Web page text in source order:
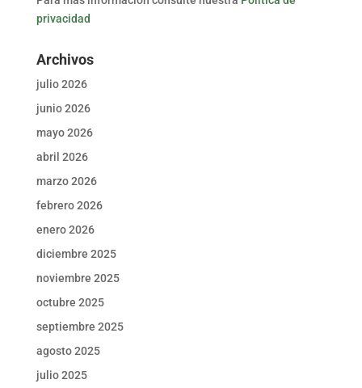
privacidad
Archivos
julio 2026
junio 2026
mayo 2026
abril 2026
marzo 2026
febrero 2026
enero 2026
diciembre 2025
noviembre 2025
octubre 2025
septiembre 2025
agosto 2025
julio 2025